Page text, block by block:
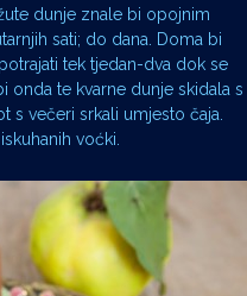
dunje znale bi opojnim
sati; do dana. Doma bi
tek tjedan-dva dok se
te kvarne dunje skidala s
večeri srkali umjesto čaja.
voćki.